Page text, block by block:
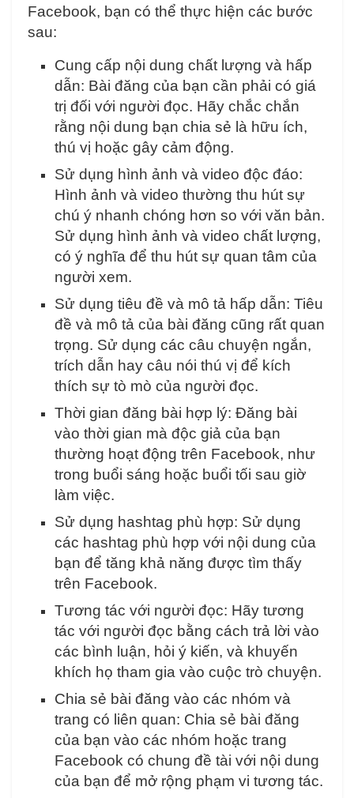
Facebook, bạn có thể thực hiện các bước
sau:
Cung cấp nội dung chất lượng và hấp
dẫn: Bài đăng của bạn cần phải có giá
trị đối với người đọc. Hãy chắc chắn
rằng nội dung bạn chia sẻ là hữu ích,
thú vị hoặc gây cảm động.
Sử dụng hình ảnh và video độc đáo:
Hình ảnh và video thường thu hút sự
chú ý nhanh chóng hơn so với văn bản.
Sử dụng hình ảnh và video chất lượng,
có ý nghĩa để thu hút sự quan tâm của
người xem.
Sử dụng tiêu đề và mô tả hấp dẫn: Tiêu
đề và mô tả của bài đăng cũng rất quan
trọng. Sử dụng các câu chuyện ngắn,
trích dẫn hay câu nói thú vị để kích
thích sự tò mò của người đọc.
Thời gian đăng bài hợp lý: Đăng bài
vào thời gian mà độc giả của bạn
thường hoạt động trên Facebook, như
trong buổi sáng hoặc buổi tối sau giờ
làm việc.
Sử dụng hashtag phù hợp: Sử dụng
các hashtag phù hợp với nội dung của
bạn để tăng khả năng được tìm thấy
trên Facebook.
Tương tác với người đọc: Hãy tương
tác với người đọc bằng cách trả lời vào
các bình luận, hỏi ý kiến, và khuyến
khích họ tham gia vào cuộc trò chuyện.
Chia sẻ bài đăng vào các nhóm và
trang có liên quan: Chia sẻ bài đăng
của bạn vào các nhóm hoặc trang
Facebook có chung đề tài với nội dung
của bạn để mở rộng phạm vi tương tác.